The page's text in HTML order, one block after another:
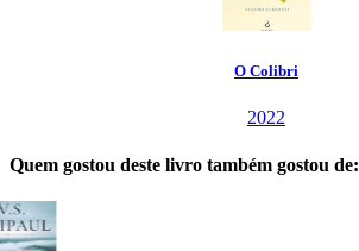
O Colibri
2022
Quem gostou deste livro também gostou de: